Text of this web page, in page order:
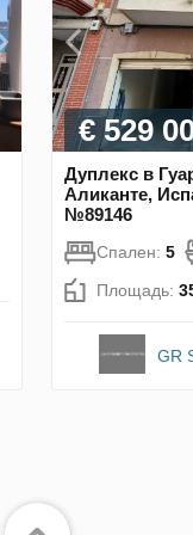
€ 529
Дуплекс в
Аликанте,
№89146
Спален: 5
Площадь:
GR